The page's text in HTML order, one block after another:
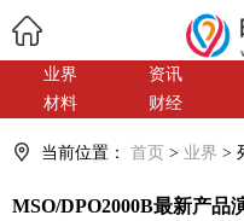
业界 资讯
材料
财经
当前位置： 首页 > 业界 >
MSO/DPO2000B最新产品